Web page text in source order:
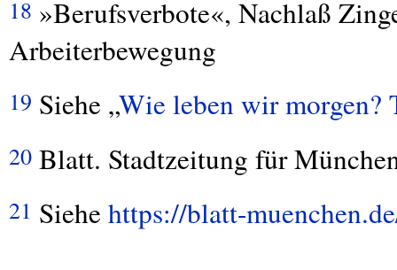
18 »Berufsverbote«, Nachlaß
Arbeiterbewegung
19 Siehe „Wie leben wir morgen?
20 Blatt. Stadtzeitung für
21 Siehe https://blatt-